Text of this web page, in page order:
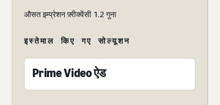
औसत इम्प्रेशन फ़्रीक्वेंसी 1.2 गुना
इस्तेमाल किए गए सोल्यूशन
Prime Video ऐड